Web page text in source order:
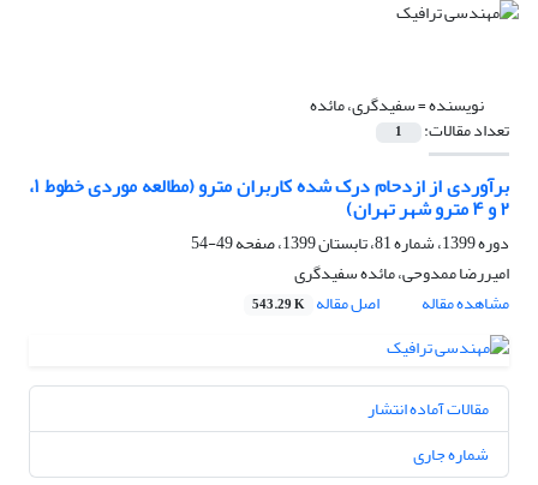
نویسنده =سفیدگری، مائده
تعداد مقالات: 1
برآوردی از ازدحام درک شده کاربران مترو (مطالعه موردی خطوط ۱،
۲ و ۴ مترو شهر تهران)
دوره 1399، شماره 81، تابستان 1399، صفحه
49-54
امیررضا ممدوحی، مائده سفیدگری
مشاهده مقاله
اصل مقاله 543.29 K
مقالات آماده انتشار
شماره جاری